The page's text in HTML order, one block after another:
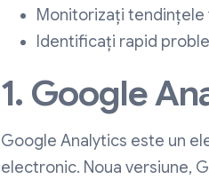
Monitorizați
Identificați rapid
1. Google
Google Analytics este un
electronic. Noua versiune,